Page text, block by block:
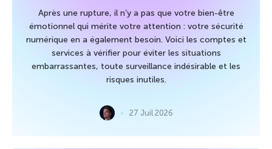
Après une rupture, il n’y a pas que votre bien-être
émotionnel qui mérite votre attention : votre sécurité
numérique en a également besoin. Voici les comptes et
services à vérifier pour éviter les situations
embarrassantes, toute surveillance indésirable et les
risques inutiles.
27 Juil 2026